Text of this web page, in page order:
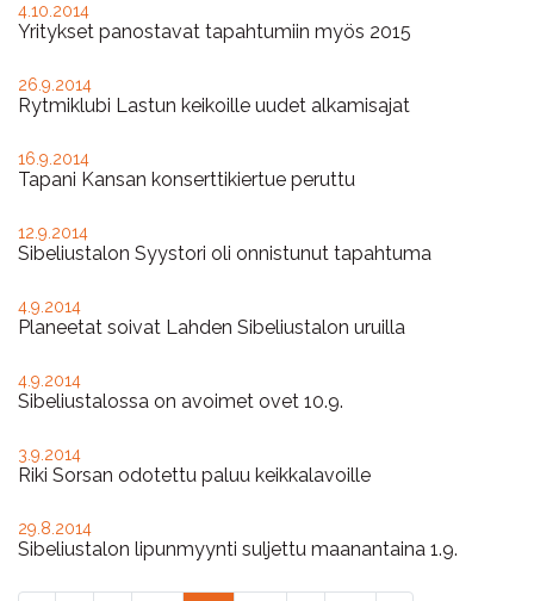
4.10.2014
Yritykset panostavat tapahtumiin myös 2015
26.9.2014
Rytmiklubi Lastun keikoille uudet alkamisajat
16.9.2014
Tapani Kansan konserttikiertue peruttu
12.9.2014
Sibeliustalon Syystori oli onnistunut tapahtuma
4.9.2014
Planeetat soivat Lahden Sibeliustalon uruilla
4.9.2014
Sibeliustalossa on avoimet ovet 10.9.
3.9.2014
Riki Sorsan odotettu paluu keikkalavoille
29.8.2014
Sibeliustalon lipunmyynti suljettu maanantaina 1.9.